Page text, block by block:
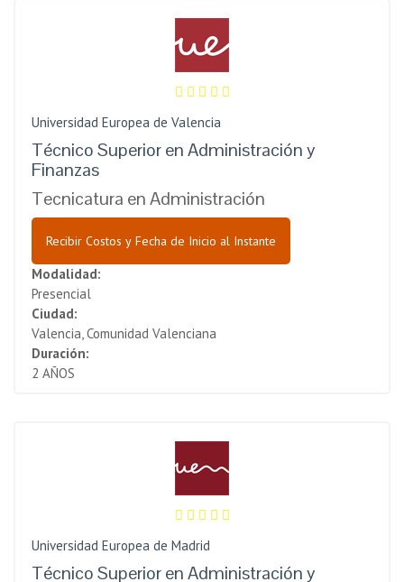
Universidad Europea de Valencia
Técnico Superior en Administración y
Finanzas
Tecnicatura en Administración
Recibir Costos y Fecha de Inicio al Instante
Modalidad:
Presencial
Ciudad:
Valencia, Comunidad Valenciana
Duración:
2 AÑOS
Universidad Europea de Madrid
Técnico Superior en Administración y